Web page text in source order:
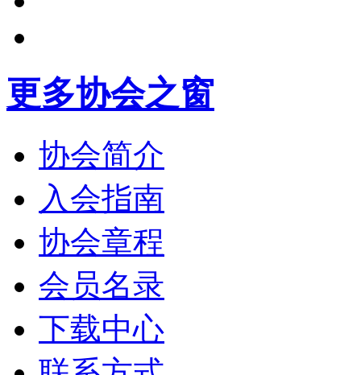
更多协会之窗
协会简介
入会指南
协会章程
会员名录
下载中心